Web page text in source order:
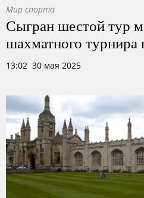
Мир спорта
Сыгран шестой тур
шахматного
13:02 30 мая 2025